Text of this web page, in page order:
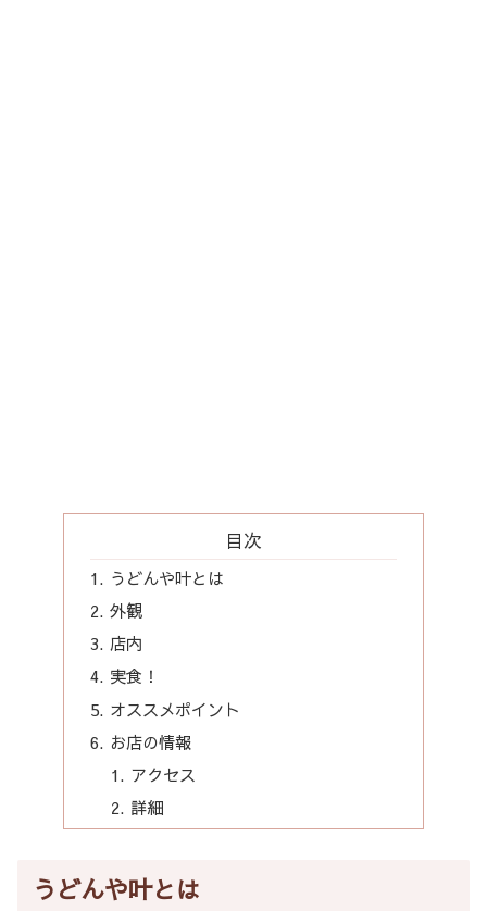
目次
うどんや叶とは
外観
店内
実食！
オススメポイント
お店の情報
アクセス
詳細
うどんや叶とは